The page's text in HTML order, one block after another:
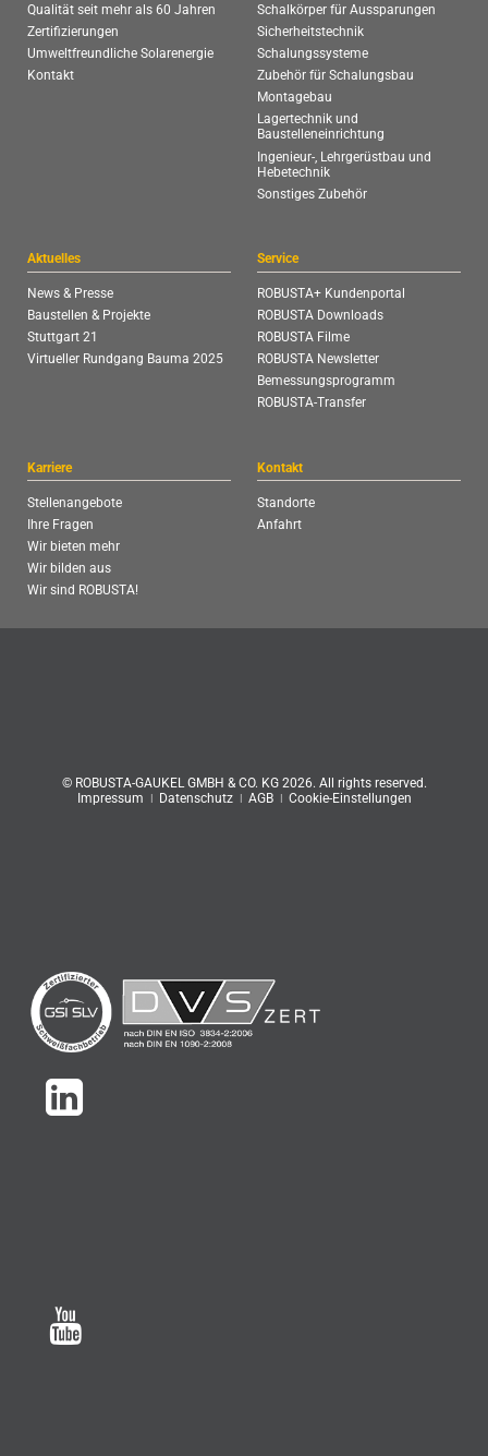
Qualität seit mehr als 60 Jahren
Zertifizierungen
Umweltfreundliche Solarenergie
Kontakt
Schalkörper für Aussparungen
Sicherheitstechnik
Schalungssysteme
Zubehör für Schalungsbau
Montagebau
Lagertechnik und
Baustelleneinrichtung
Ingenieur-, Lehrgerüstbau und
Hebetechnik
Sonstiges Zubehör
Aktuelles
News & Presse
Baustellen & Projekte
Stuttgart 21
Virtueller Rundgang Bauma 2025
Service
ROBUSTA+ Kundenportal
ROBUSTA Downloads
ROBUSTA Filme
ROBUSTA Newsletter
Bemessungsprogramm
ROBUSTA-Transfer
Karriere
Stellenangebote
Ihre Fragen
Wir bieten mehr
Wir bilden aus
Wir sind ROBUSTA!
Kontakt
Standorte
Anfahrt
© ROBUSTA-GAUKEL GMBH & CO. KG 2026. All rights reserved.
Impressum ǀ Datenschutzǀ AGBǀ Cookie-Einstellungen